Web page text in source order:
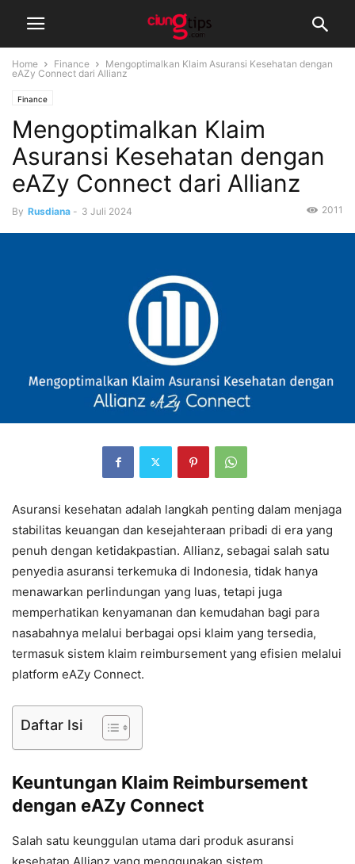
Home Finance
Mengoptimalkan Klaim Asuransi Kesehatan dengan
eAZy Connect dari Allianz
Finance
Mengoptimalkan Klaim
Asuransi Kesehatan dengan
eAZy Connect dari Allianz
By Rusdiana - 3 Juli 2024 2011
Asuransi kesehatan adalah langkah penting dalam menjaga
stabilitas keuangan dan kesejahteraan pribadi di era yang
penuh dengan ketidakpastian. Allianz, sebagai salah satu
penyedia asuransi terkemuka di Indonesia, tidak hanya
menawarkan perlindungan yang luas, tetapi juga
memperhatikan kenyamanan dan kemudahan bagi para
nasabahnya melalui berbagai opsi klaim yang tersedia,
termasuk sistem klaim reimbursement yang efisien melalui
platform eAZy Connect.
Daftar Isi
Keuntungan Klaim Reimbursement
dengan eAZy Connect
Salah satu keunggulan utama dari produk asuransi
kesehatan Allianz yang menggunakan sistem